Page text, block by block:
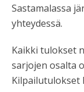
Sastamalassa
yhteydessä.
Kaikki tulokset
sarjojen osalta
Kilpailutulokset